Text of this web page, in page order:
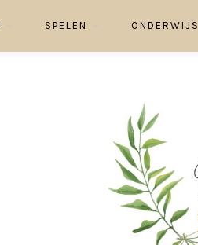
SPELEN ONDERWIJS